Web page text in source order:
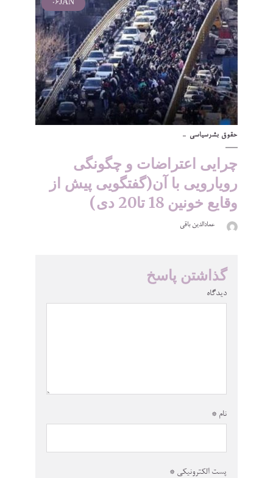
JAN
06
حقوق بشرسیاسی
چرایی اعتراضات و چگونگی
رویارویی با آن(گفتگویی پیش از
وقایع خونین 18 تا20 دی)
عمادالدین باقی
گذاشتن پاسخ
دیدگاه
نام *
پست الکترونیکی *